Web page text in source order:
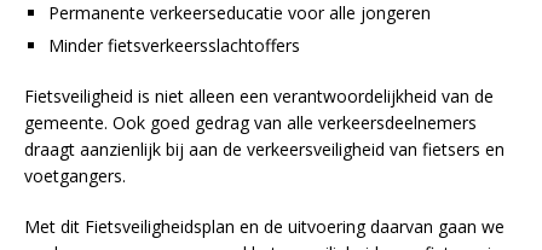
Permanente verkeerseducatie voor alle jongeren
Minder fietsverkeersslachtoffers
Fietsveiligheid is niet alleen een verantwoordelijkheid van de
gemeente. Ook goed gedrag van alle verkeersdeelnemers
draagt aanzienlijk bij aan de verkeersveiligheid van fietsers en
voetgangers.
Met dit Fietsveiligheidsplan en de uitvoering daarvan gaan we